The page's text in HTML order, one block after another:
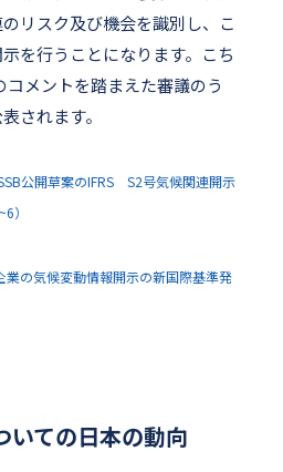
リスク及び機会を識別し、こ
を行うことになります。こち
メントを踏まえた審議のう
されます。
公開草案のIFRS S2号気候関連開示
）
業の気候変動情報開示の新国際基準発
ての日本の動向